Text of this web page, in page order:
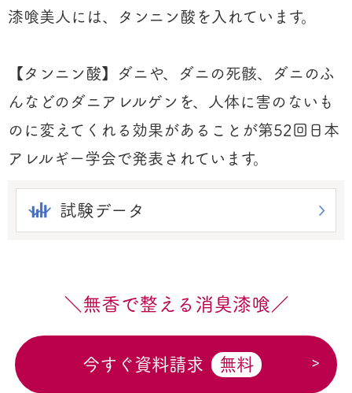
漆喰美人には、タンニン酸を入れています。
【タンニン酸】ダニや、ダニの死骸、ダニのふ
んなどのダニアレルゲンを、人体に害のないも
のに変えてくれる効果があることが第52回日本
アレルギー学会で発表されています。
試験データ
＼無香で整える消臭漆喰／
今すぐ資料請求 無料